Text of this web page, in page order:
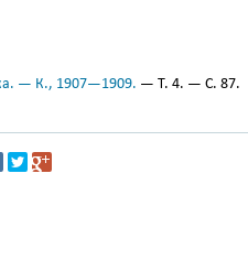
— К., 1907—1909. — Т. 4. — С. 87.